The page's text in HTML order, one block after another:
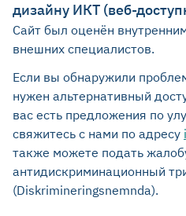
дизайну ИКТ (веб-
Сайт был оценён
внешних специалистов.
Если вы обнаружили
нужен альтернативный
вас есть предложения по
свяжитесь с нами по адресу
также можете подать
антидискриминационный
(Diskrimineringsnemnda).